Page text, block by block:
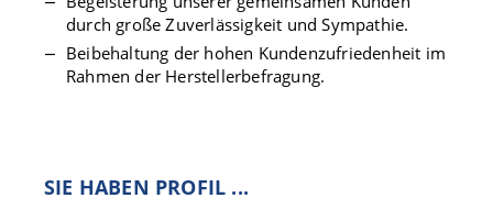
durch große Zuverlässigkeit und Sympathie.
Beibehaltung der hohen Kundenzufriedenheit im
Rahmen der Herstellerbefragung.
SIE HABEN PROFIL ...